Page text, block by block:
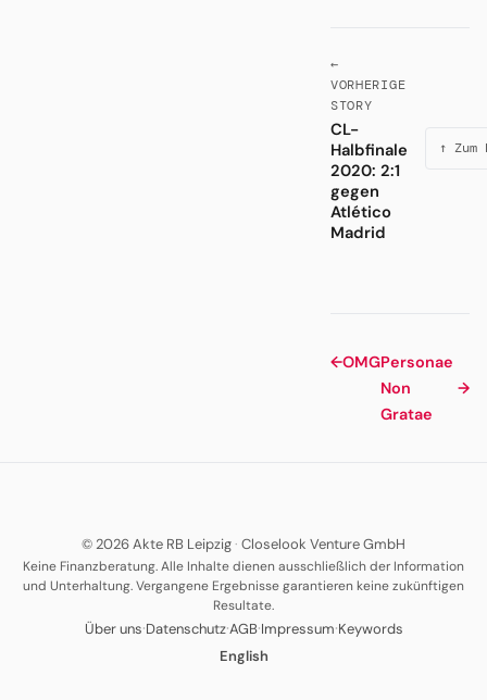
←
VORHERIGE
STORY
CL-
Halbfinale
2020: 2:1
gegen
Atlético
Madrid
↑
←OMGPersonae
Non
Gratae
→
© 2026 Akte RB Leipzig· Closelook Venture GmbH
Keine Finanzberatung. Alle Inhalte dienen ausschließlich der Information
und Unterhaltung. Vergangene Ergebnisse garantieren keine zukünftigen
Resultate.
Über uns·Datenschutz·AGB·Impressum·Keywords
English